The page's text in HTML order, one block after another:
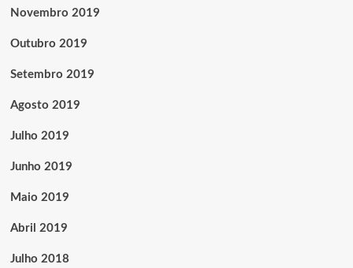
Novembro 2019
Outubro 2019
Setembro 2019
Agosto 2019
Julho 2019
Junho 2019
Maio 2019
Abril 2019
Julho 2018